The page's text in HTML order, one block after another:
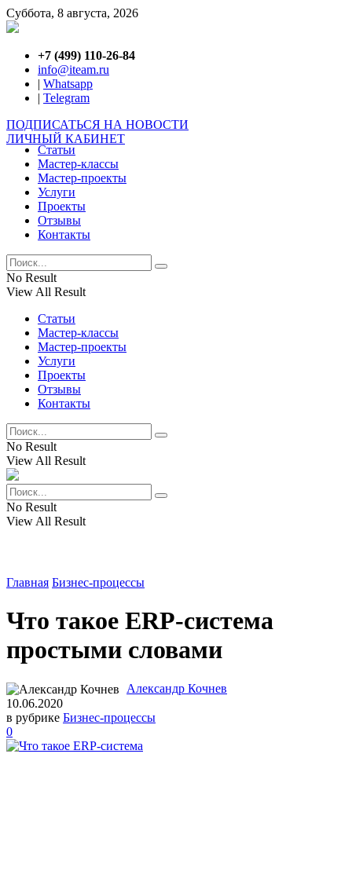
Суббота, 8 августа, 2026
+7 (499) 110-26-84
info@iteam.ru
| Whatsapp
| Telegram
ПОДПИСАТЬСЯ НА НОВОСТИ
ЛИЧНЫЙ КАБИНЕТ
Статьи
Мастер-классы
Мастер-проекты
Услуги
Проекты
Отзывы
Контакты
No Result
View All Result
Статьи
Мастер-классы
Мастер-проекты
Услуги
Проекты
Отзывы
Контакты
No Result
View All Result
No Result
View All Result
Главная Бизнес-процессы
Что такое ERP-система
простыми словами
Александр Кочнев
10.06.2020
в рубрике Бизнес-процессы
0